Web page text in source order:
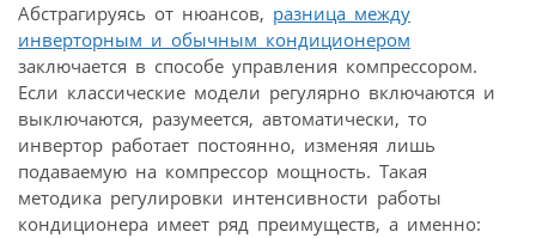
Абстрагируясь от нюансов, разница между
инверторным и обычным кондиционером
заключается в способе управления компрессором.
Если классические модели регулярно включаются и
выключаются, разумеется, автоматически, то
инвертор работает постоянно, изменяя лишь
подаваемую на компрессор мощность. Такая
методика регулировки интенсивности работы
кондиционера имеет ряд преимуществ, а именно: